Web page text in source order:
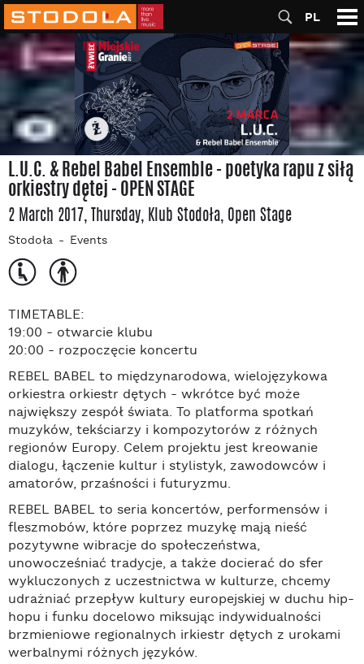
PL
L.U.C. & Rebel Babel Ensemble - poetyka rapu z siłą
orkiestry dętej - OPEN STAGE
2 March 2017, Thursday, Klub Stodoła, Open Stage
Stodoła Events
TIMETABLE:
19:00 - otwarcie klubu
20:00 - rozpoczęcie koncertu
REBEL BABEL to międzynarodowa, wielojęzykowa
orkiestra orkiestr dętych - wkrótce być może
największy zespół świata. To platforma spotkań
muzyków, tekściarzy i kompozytorów z różnych
regionów Europy. Celem projektu jest kreowanie
dialogu, łączenie kultur i stylistyk, zawodowców i
amatorów, przaśności i futuryzmu.
REBEL BABEL to seria koncertów, performensów i
fleszmobów, które poprzez muzykę mają nieść
pozytywne wibracje do społeczeństwa,
unowocześniać tradycje, a także docierać do sfer
wykluczonych z uczestnictwa w kulturze, chcemy
udrażniać przepływ kultury europejskiej w duchu hip-
hopu i funku docelowo miksując indywidualności
brzmieniowe regionalnych irkiestr dętych z urokami
werbalnymi różnych języków.